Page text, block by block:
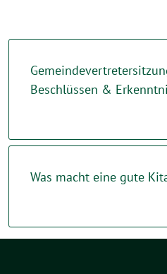
Beschlüssen &
Was macht eine gute